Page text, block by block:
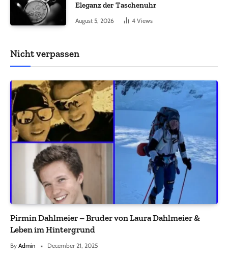
Eleganz der Taschenuhr
August 5, 2026 4 Views
Nicht verpassen
Pirmin Dahlmeier – Bruder von Laura Dahlmeier &
Leben im Hintergrund
By Admin December 21, 2025